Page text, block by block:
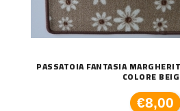
PASSATOIA FANTASIA
COLORE
€8,00